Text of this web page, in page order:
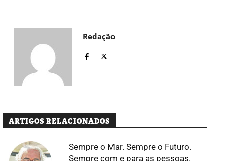
Redação
ARTIGOS RELACIONADOS
Sempre o Mar. Sempre o Futuro.
Sempre com e para as pessoas.